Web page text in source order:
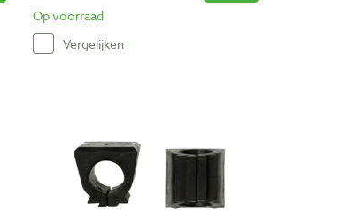
Op voorraad
Vergelijken